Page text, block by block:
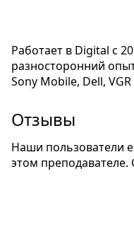
Работает в Digital c
разносторонний
Sony Mobile, Dell,
Отзывы
Наши пользователи
этом